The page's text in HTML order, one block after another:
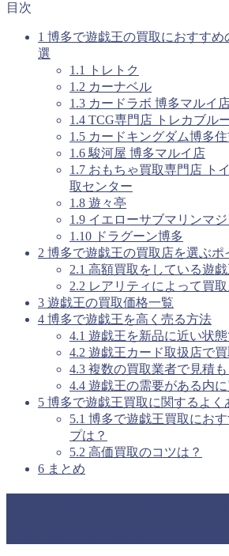
目次
1 博多で遊戯王の買取におすすめ
選
1.1 トレトク
1.2 カーナベル
1.3 カードラボ 博多マルイ
1.4 TCG専門店 トレカブル
1.5 カードキングダム博多
1.6駿河屋 博多マルイ店
1.7 おもちゃ買取専門店 ト
取センター
1.8 遊々亭
1.9 イエローサブマリンマ
1.10 ドラグーン博多
2 博多で遊戯王の買取店を選ぶポ
2.1 高額買取をしている遊
2.2 レアリティによって買
3 遊戯王の買取価格一覧
4 博多で遊戯王を高く売る方法
4.1 遊戯王を新品に近い状
4.2 遊戯王カード取扱店で
4.3 複数の買取業者で見積も
4.4 遊戯王の需要がある内
5 博多で遊戯王買取に関するよく
5.1 博多で遊戯王買取にお
プは？
5.2 高価買取のコツは？
6 まとめ